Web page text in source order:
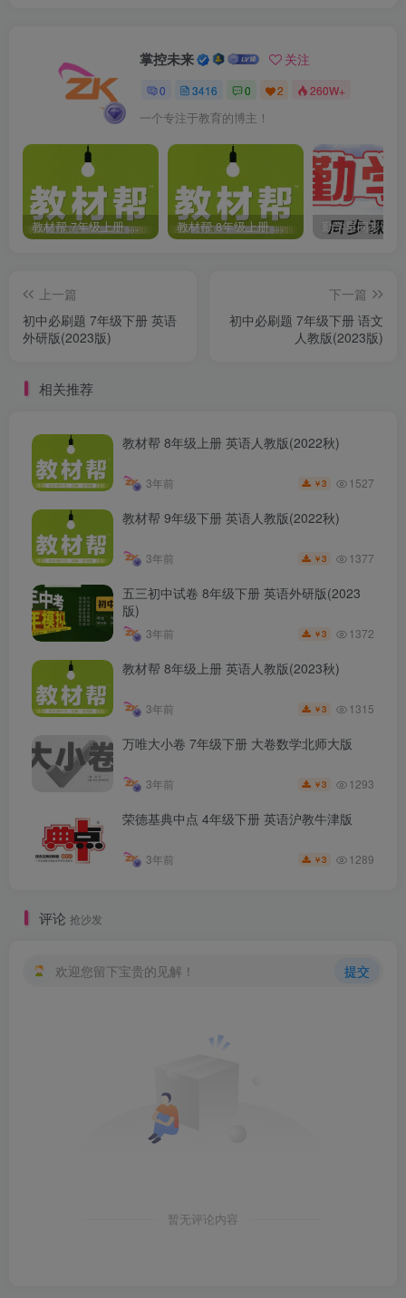
掌控未来 关注
0 3416 0 2 260W+
一个专注于教育的博主！
教材帮 7年级上册 语文人教版(2023秋) 教材帮 8年级上册 语文人教版(2023秋)
上一篇
初中必刷题 7年级下册 英语
外研版(2023版)
下一篇
初中必刷题 7年级下册 语文
人教版(2023版)
相关推荐
教材帮 8年级上册 英语人教版(2022秋)
3年前 ￥3 1527
教材帮 9年级下册 英语人教版(2022秋)
3年前 ￥3 1377
五三初中试卷 8年级下册 英语外研版(2023
版)
3年前 ￥3 1372
教材帮 8年级上册 英语人教版(2023秋)
3年前 ￥3 1315
万唯大小卷 7年级下册 大卷数学北师大版
3年前 ￥3 1293
荣德基典中点 4年级下册 英语沪教牛津版
3年前 ￥3 1289
评论 抢沙发
欢迎您留下宝贵的见解！ 提交
暂无评论内容